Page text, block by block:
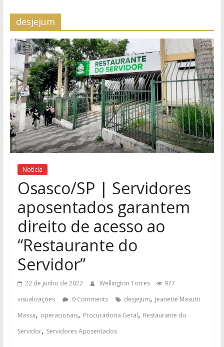
desjejum
Notícia
Osasco/SP | Servidores
aposentados garantem
direito de acesso ao
“Restaurante do
Servidor”
22 de junho de 2022 Wellington Torres
977
visualizações
0 Comments desjejum, Jeanette Masutti
Massa, operacionais, Procuradoria Geral, Restaurante do
Servidor, Servidores Aposentados